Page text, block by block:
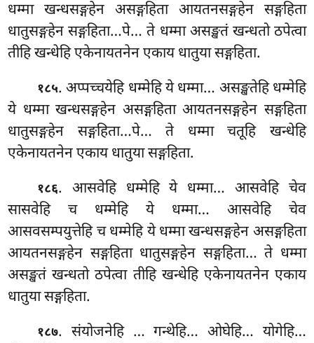
धम्मा खन्धसङ्गहेन असङ्गहिता आयतनसङ्गहेन सङ्गहिता
धातुसङ्गहेन सङ्गहिता…पे… ते धम्मा असङ्खतं खन्धतो ठपेत्वा
तीहि खन्धेहि एकेनायतनेन एकाय धातुया सङ्गहिता.
१८५. अप्पच्चयेहि धम्मेहि ये धम्मा… असङ्खतेहि धम्मेहि
ये धम्मा खन्धसङ्गहेन असङ्गहिता आयतनसङ्गहेन सङ्गहिता
धातुसङ्गहेन सङ्गहिता…पे… ते धम्मा चतूहि खन्धेहि
एकेनायतनेन एकाय धातुयासङ्गहिता.
१८६. आसवेहि धम्मेहि ये धम्मा… आसवेहि चेव
सासवेहि च धम्मेहि ये धम्मा… आसवेहि चेव
आसवसम्पयुत्तेहि च धम्मेहि ये धम्मा खन्धसङ्गहेन असङ्गहिता
आयतनसङ्गहेन सङ्गहिता धातुसङ्गहेन सङ्गहिता… ते धम्मा
असङ्खतंखन्धतो ठपेत्वा तीहि खन्धेहि एकेनायतनेन एकाय
धातुया सङ्गहिता.
१८७. संयोजनेहि … गन्थेहि… ओघेहि… योगेहि…